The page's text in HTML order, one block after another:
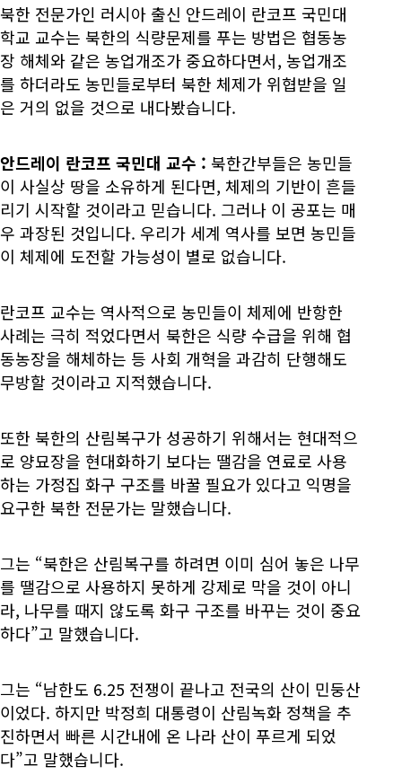
북한 전문가인 러시아 출신 안드레이 란코프 국민대
학교 교수는 북한의 식량문제를 푸는 방법은 협동농
장 해체와 같은 농업개조가 중요하다면서, 농업개조
를 하더라도 농민들로부터 북한 체제가 위협받을 일
은 거의 없을 것으로 내다봤습니다.
안드레이 란코프 국민대 교수 : 북한간부들은 농민들
이 사실상 땅을 소유하게 된다면, 체제의 기반이 흔들
리기 시작할 것이라고 믿습니다. 그러나 이 공포는 매
우 과장된 것입니다. 우리가 세계 역사를 보면 농민들
이 체제에 도전할 가능성이 별로 없습니다.
란코프 교수는 역사적으로 농민들이 체제에 반항한
사례는 극히 적었다면서 북한은 식량 수급을 위해 협
동농장을 해체하는 등 사회 개혁을 과감히 단행해도
무방할 것이라고 지적했습니다.
또한 북한의 산림복구가 성공하기 위해서는 현대적으
로 양묘장을 현대화하기 보다는 땔감을 연료로 사용
하는 가정집 화구 구조를 바꿀 필요가 있다고 익명을
요구한 북한 전문가는 말했습니다.
그는 “북한은 산림복구를 하려면 이미 심어 놓은 나무
를 땔감으로 사용하지 못하게 강제로 막을 것이 아니
라, 나무를 때지 않도록 화구 구조를 바꾸는 것이 중요
하다”고 말했습니다.
그는 “남한도 6.25 전쟁이 끝나고 전국의 산이 민둥산
이었다. 하지만 박정희 대통령이 산림녹화 정책을 추
진하면서 빠른 시간내에 온 나라 산이 푸르게 되었
다”고 말했습니다.